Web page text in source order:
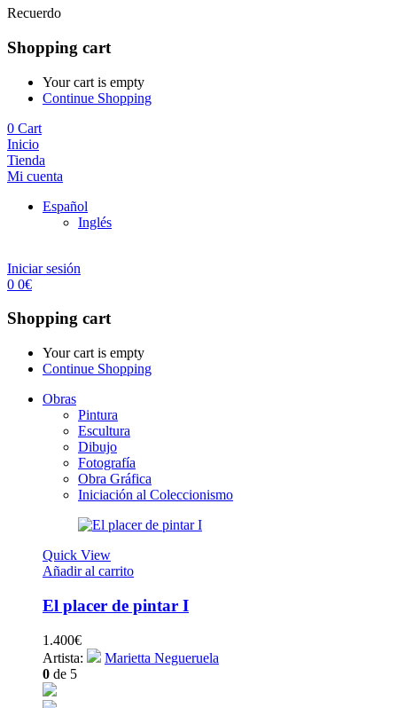
Recuerdo
Shopping cart
Your cart is empty
Continue Shopping
0 Cart
Inicio
Tienda
Mi cuenta
Español
Inglés
Iniciar sesión
0 0€
Shopping cart
Your cart is empty
Continue Shopping
Obras
Pintura
Escultura
Dibujo
Fotografía
Obra Gráfica
Iniciación al Coleccionismo
Quick View
Añadir al carrito
El placer de pintar I
1.400€
Artista:
Marietta Negueruela
0 de 5